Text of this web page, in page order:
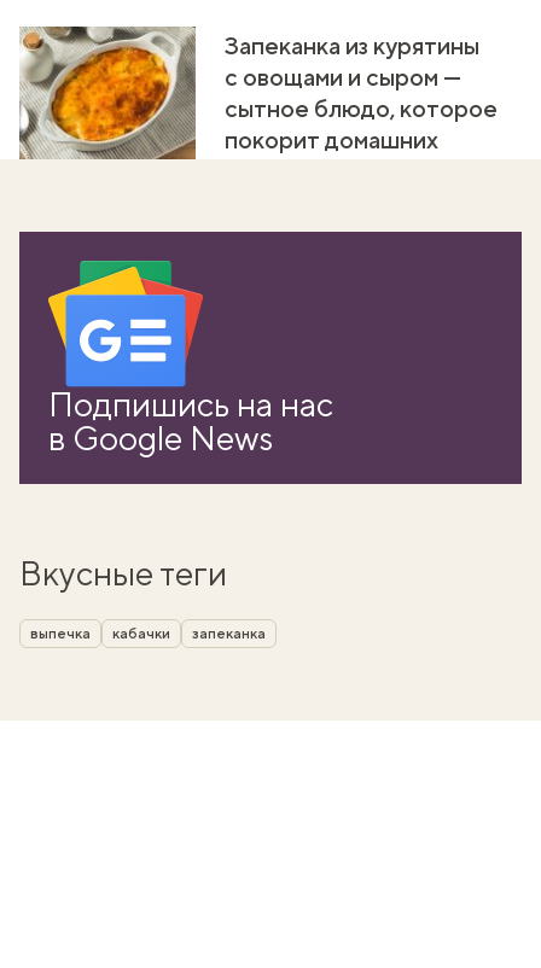
Запеканка из курятины
с овощами и сыром —
сытное блюдо, которое
покорит домашних
Подпишись на нас
в Google News
Вкусные теги
выпечка кабачки запеканка